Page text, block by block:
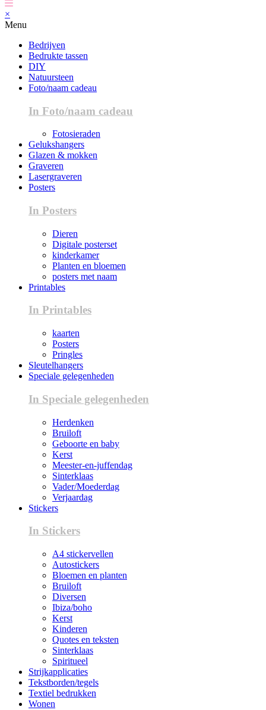
×
Menu
Bedrijven
Bedrukte tassen
DIY
Natuursteen
Foto/naam cadeau
In Foto/naam cadeau
Fotosieraden
Gelukshangers
Glazen & mokken
Graveren
Lasergraveren
Posters
In Posters
Dieren
Digitale posterset
kinderkamer
Planten en bloemen
posters met naam
Printables
In Printables
kaarten
Posters
Pringles
Sleutelhangers
Speciale gelegenheden
In Speciale gelegenheden
Herdenken
Bruiloft
Geboorte en baby
Kerst
Meester-en-juffendag
Sinterklaas
Vader/Moederdag
Verjaardag
Stickers
In Stickers
A4 stickervellen
Autostickers
Bloemen en planten
Bruiloft
Diversen
Ibiza/boho
Kerst
Kinderen
Quotes en teksten
Sinterklaas
Spiritueel
Strijkapplicaties
Tekstborden/tegels
Textiel bedrukken
Wonen